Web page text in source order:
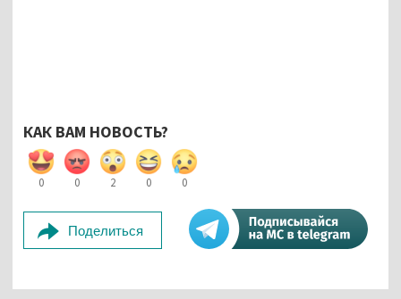
КАК ВАМ НОВОСТЬ?
0 0 2 0 0
Поделиться